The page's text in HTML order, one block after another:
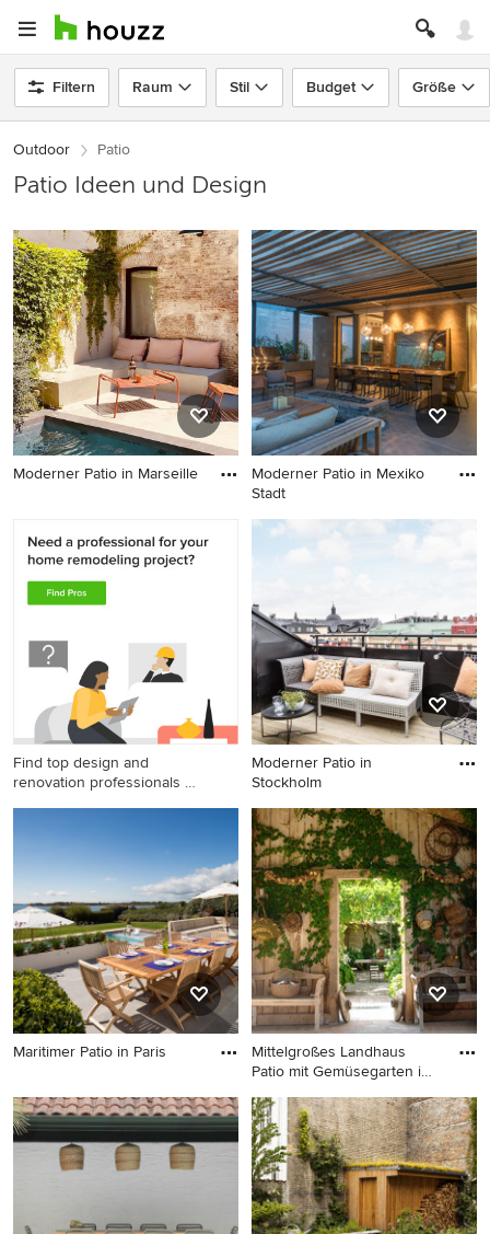
Filtern Raum Stil Budget Größe
Outdoor Patio
Patio Ideen und Design
Moderner Patio in Marseille
Moderner Patio in Mexiko
Stadt
Moderner Patio in Mexiko
Stadt
Find top design and
renovation professionals on
Moderner Patio in
Stockholm
Moderner Patio in Stockholm
Maritimer Patio in Paris
Mittelgroßes Landhaus
Patio mit Gemüsegarten im
Mittelgroßes Landhaus Patio
mit Gemüsegarten im
Innenhof in Sonstige